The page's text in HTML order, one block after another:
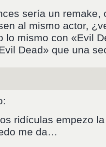
sería un remake,
al mismo actor,
lo mismo con «Evil
Dead» que una
ridículas empezo
me da…